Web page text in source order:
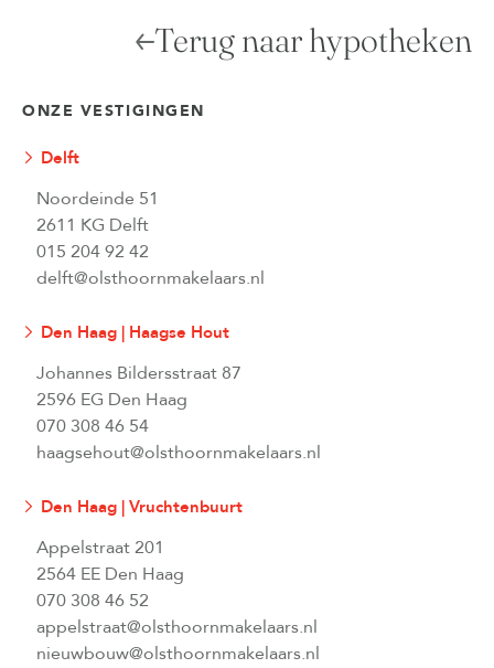
Terug naar hypotheken
ONZE VESTIGINGEN
Delft
Noordeinde 51
2611 KG Delft
015 204 92 42
delft@olsthoornmakelaars.nl
Den Haag | Haagse Hout
Johannes Bildersstraat 87
2596 EG Den Haag
070 308 46 54
haagsehout@olsthoornmakelaars.nl
Den Haag | Vruchtenbuurt
Appelstraat 201
2564 EE Den Haag
070 308 46 52
appelstraat@olsthoornmakelaars.nl
nieuwbouw@olsthoornmakelaars.nl